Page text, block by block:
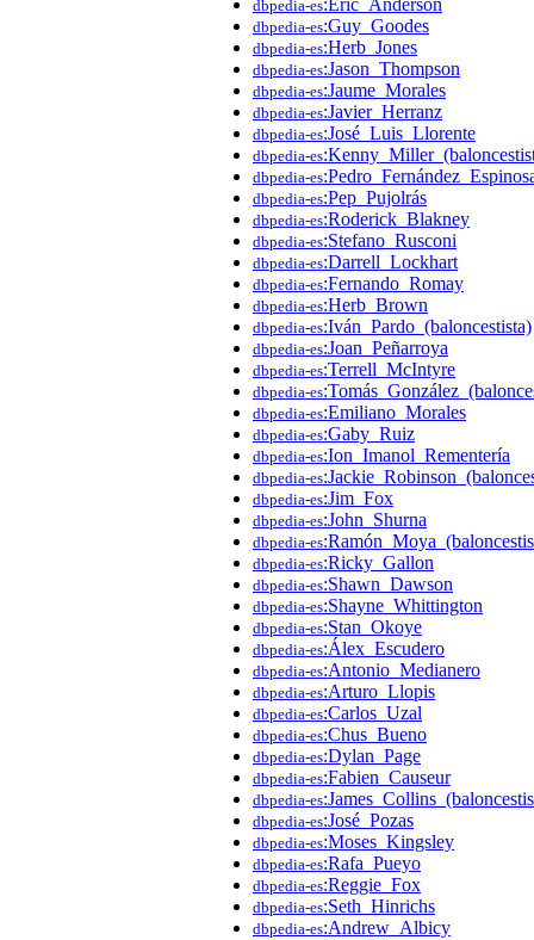
dbpedia-es
dbpedia-es:Guy_Goodes
dbpedia-es:Herb_Jones
dbpedia-es:Jason_Thompson
dbpedia-es:Jaume_Morales
dbpedia-es:Javier_Herranz
dbpedia-es:José_Luis_Llorente
dbpedia-es
dbpedia-es
dbpedia-es:Pep_Pujolrás
dbpedia-es:Roderick_Blakney
dbpedia-es:Stefano_Rusconi
dbpedia-es:Darrell_Lockhart
dbpedia-es:Fernando_Romay
dbpedia-es:Herb_Brown
dbpedia-es:Iván_Pardo_(baloncestista)
dbpedia-es:Joan_Peñarroya
dbpedia-es:Terrell_McIntyre
dbpedia-es
dbpedia-es:Emiliano_Morales
dbpedia-es:Gaby_Ruiz
dbpedia-es:Ion_Imanol_Rementería
dbpedia-es
dbpedia-es:Jim_Fox
dbpedia-es:John_Shurna
dbpedia-es
dbpedia-es:Ricky_Gallon
dbpedia-es:Shawn_Dawson
dbpedia-es:Shayne_Whittington
dbpedia-es:Stan_Okoye
dbpedia-es:Álex_Escudero
dbpedia-es:Antonio_Medianero
dbpedia-es:Arturo_Llopis
dbpedia-es:Carlos_Uzal
dbpedia-es:Chus_Bueno
dbpedia-es:Dylan_Page
dbpedia-es:Fabien_Causeur
dbpedia-es
dbpedia-es:José_Pozas
dbpedia-es:Moses_Kingsley
dbpedia-es:Rafa_Pueyo
dbpedia-es:Reggie_Fox
dbpedia-es:Seth_Hinrichs
dbpedia-es:Andrew_Albicy